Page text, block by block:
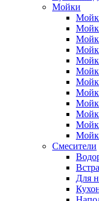
Мойки
Смесители
Для